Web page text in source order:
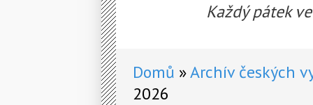
Každý pátek
Domů
Archív českých
2026